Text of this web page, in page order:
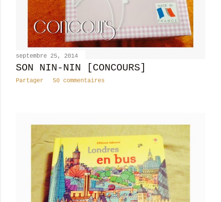
septembre 25, 2014
SON NIN-NIN [CONCOURS]
Partager 50 commentaires